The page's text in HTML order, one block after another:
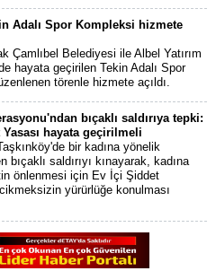
Adalı Spor Kompleksi hizmete
Çamlıbel Belediyesi ile Albel Yatırım
hayata geçirilen Tekin Adalı Spor
törenle hizmete açıldı.
bıçaklı saldırıya tepki:
hayata geçirilmeli
bir kadına yönelik
bıçaklı saldırıyı kınayarak, kadına
önlenmesi için Ev İçi Şiddet
yürürlüğe konulması